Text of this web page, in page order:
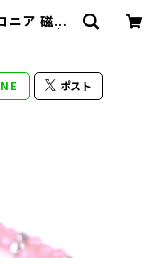
ア 磁気
ポスト